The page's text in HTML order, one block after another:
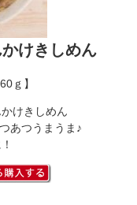
けきしめん
ｇ】
けきしめん
あつうまうま♪